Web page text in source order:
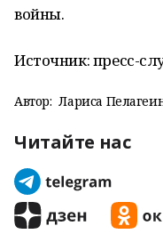
войны.
Источник: пресс-
Автор: Лариса
Читайте нас